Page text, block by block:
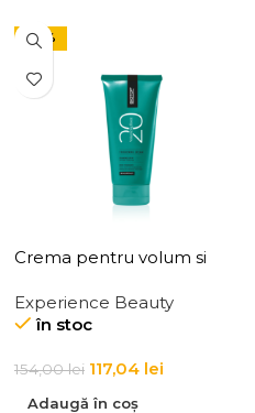
-24%
Crema pentru volum si
Elgon 20 Volumizing
Thickening Cream
Experience Beauty
în stoc
154,00lei 117,04 lei
Adaugă în coș